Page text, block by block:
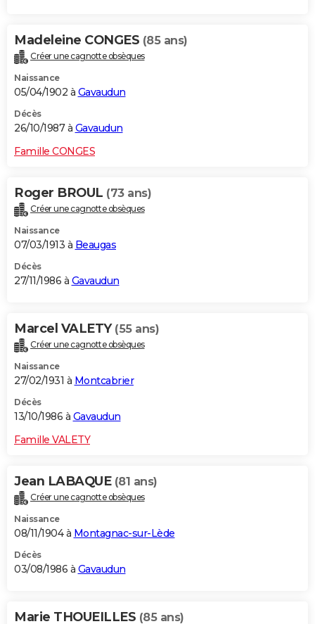
Madeleine CONGES (85 ans)
Créer une cagnotte obsèques
Naissance
05/04/1902 à Gavaudun
Décès
26/10/1987 à Gavaudun
Famille CONGES
Roger BROUL (73 ans)
Créer une cagnotte obsèques
Naissance
07/03/1913 à Beaugas
Décès
27/11/1986 à Gavaudun
Marcel VALETY (55 ans)
Créer une cagnotte obsèques
Naissance
27/02/1931 à Montcabrier
Décès
13/10/1986 à Gavaudun
Famille VALETY
Jean LABAQUE (81 ans)
Créer une cagnotte obsèques
Naissance
08/11/1904 à Montagnac-sur-Lède
Décès
03/08/1986 à Gavaudun
Marie THOUEILLES (85 ans)